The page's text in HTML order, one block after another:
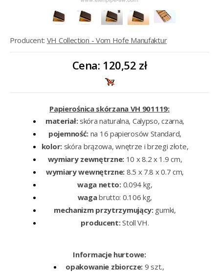
Producent: VH Collection - Vom Hofe Manufaktur
Cena: 120,52 zł
Papierośnica skórzana VH 901119:
materiał:skóra naturalna, Calypso, czarna,
pojemność: na 16 papierosów Standard,
kolor:skóra brązowa, wnętrze i brzegi złote,
wymiary zewnętrzne:10 x 8.2 x 1.9 cm,
wymiary wewnętrzne: 8.5 x 7.8 x 0.7 cm,
waga netto:0.094 kg,
wagabrutto: 0.106 kg,
mechanizm przytrzymujący:gumki,
producent:Stoll VH.
Informacje hurtowe:
opakowanie zbiorcze: 9 szt.,